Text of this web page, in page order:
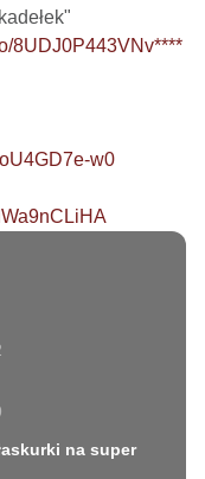
8UDJ0P443VNv****
w0
na super